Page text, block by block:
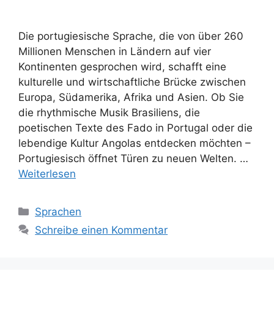
Die portugiesische Sprache, die von über 260
Millionen Menschen in Ländern auf vier
Kontinenten gesprochen wird, schafft eine
kulturelle und wirtschaftliche Brücke zwischen
Europa, Südamerika, Afrika und Asien. Ob Sie
die rhythmische Musik Brasiliens, die
poetischen Texte des Fado in Portugal oder die
lebendige Kultur Angolas entdecken möchten –
Portugiesisch öffnet Türen zu neuen Welten. …
Weiterlesen
Kategorien
Sprachen
Schreibe einen Kommentar